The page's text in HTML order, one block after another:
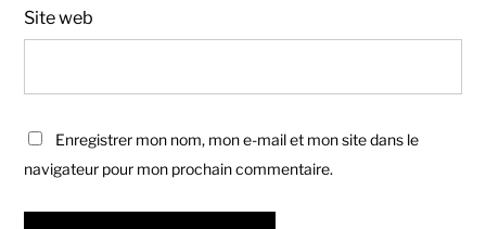
Site web
Enregistrer mon nom, mon e-mail et mon site dans le
navigateur pour mon prochain commentaire.